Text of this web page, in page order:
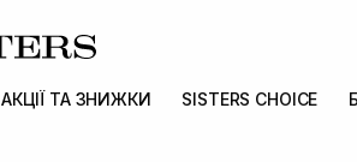
АКЦІЇ ТА ЗНИЖКИ SISTERS CHOICE